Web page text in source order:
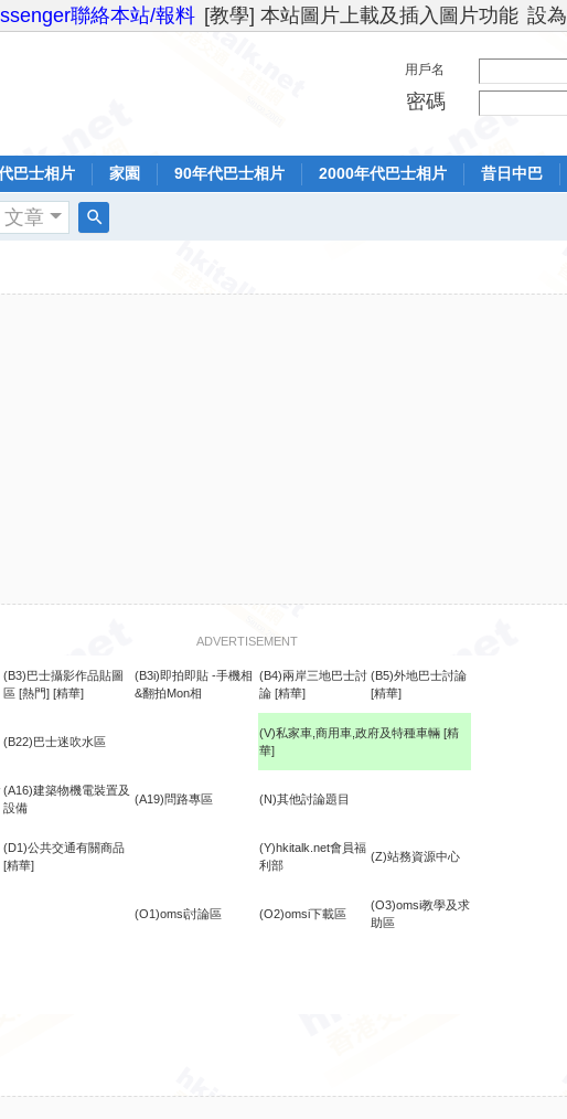
聯絡本站/報料 [教學] 本站圖片上載及插入圖片功能 設
用戶名
密碼
巴士相片 家園 90年代巴士相片 2000年代巴士相片 昔日中巴
文章
ADVERTISEMENT
(B3)巴士攝影作品貼圖
區 [熱門] [精華]
(B3i)即拍即貼 -手機相
&翻拍Mon相
(B4)兩岸三地巴士討
論 [精華]
(B5)外地巴士討論
[精華]
(B22)巴士迷吹水區
(V)私家車,商用車,政府及特種車輛 [精
華]
(A16)建築物機電裝置及
設備
(A19)問路專區 (N)其他討論題目
(D1)公共交通有關商品
[精華]
(Y)hkitalk.net會員福
利部
(Z)站務資源中心
(O1)omsi討論區 (O2)omsi下載區
(O3)omsi教學及求
助區